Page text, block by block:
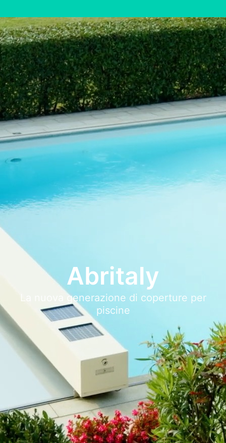
Abritaly
La nuova generazione di coperture per
piscine